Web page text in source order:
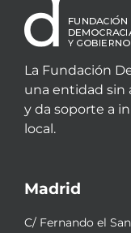
La Fundación
una entidad sin
y da soporte a
local.
Madrid
C/ Fernando el